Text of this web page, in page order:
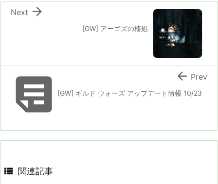
[GW] アーゴズの棲処

Next
[GW] ギルド ウォーズ アップデート情報 10/23
 Prev
 関連記事